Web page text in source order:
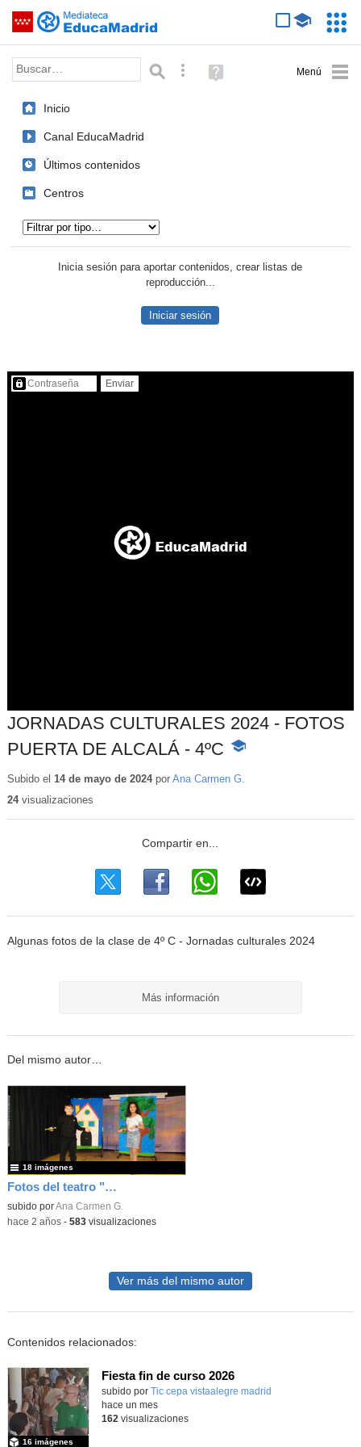
Saltar navegación
Palabra o frase: Búsqueda avanzada
Ayuda
(en
Inicio
Canal EducaMadrid
Últimos contenidos
Centros
Inicia sesión para aportar contenidos, crear listas de
reproducción...
Iniciar sesión
Contenido protegido…
JORNADAS CULTURALES 2024 - FOTOS
PUERTA DE ALCALÁ - 4ºC
-
educativo
Subido el 14 de mayo de 2024por Ana Carmen G.
24visualizaciones
Algunas fotos de la clase de 4º C - Jornadas culturales 2024
Más información
Del mismo autor…
Fotos del teatro "Alicia en el País de las maravillas" 4ºC
subido porAna Carmen G.
18 imágenes
-hace 2 años- 583visualizaciones
Ver más del mismo autor
Contenidos relacionados:
Fiesta fin de curso 2026
subido por Tic cepa vistaalegre madrid
16 imágenes
hace un mes
162 visualizaciones